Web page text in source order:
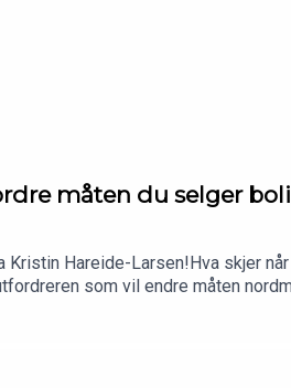
måten du selger
Kristin Hareide-Larsen!Hva skjer
som vil endre måten
i et marked dominert av sterke
innom:Hvordan man bygger
skal til for å få folk til å endre